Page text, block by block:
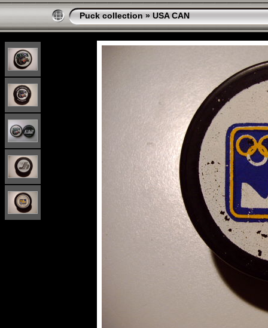
Puck collection » USA CAN